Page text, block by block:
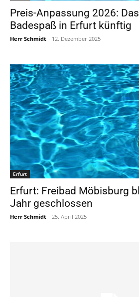
Preis-Anpassung 2026:
Badespaß in Erfurt künftig
Herr Schmidt - 12. Dezember 2025
Erfurt
Erfurt: Freibad Möbisburg
Jahr geschlossen
Herr Schmidt - 25. April 2025